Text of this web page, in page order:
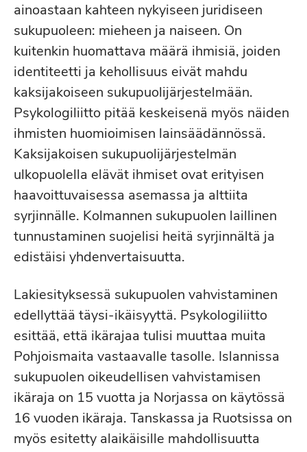
ainoastaan kahteen nykyiseen juridiseen
sukupuoleen: mieheen ja naiseen. On
kuitenkin huomattava määrä ihmisiä, joiden
identiteetti ja kehollisuus eivät mahdu
kaksijakoiseen sukupuolijärjestelmään.
Psykologiliitto pitää keskeisenä myös näiden
ihmisten huomioimisen lainsäädännössä.
Kaksijakoisen sukupuolijärjestelmän
ulkopuolella elävät ihmiset ovat erityisen
haavoittuvaisessa asemassa ja alttiita
syrjinnälle. Kolmannen sukupuolen laillinen
tunnustaminen suojelisi heitä syrjinnältä ja
edistäisi yhdenvertaisuutta.
Lakiesityksessä sukupuolen vahvistaminen
edellyttää täysi-ikäisyyttä. Psykologiliitto
esittää, että ikärajaa tulisi muuttaa muita
Pohjoismaita vastaavalle tasolle. Islannissa
sukupuolen oikeudellisen vahvistamisen
ikäraja on 15 vuotta ja Norjassa on käytössä
16 vuoden ikäraja. Tanskassa ja Ruotsissa on
myös esitetty alaikäisille mahdollisuutta